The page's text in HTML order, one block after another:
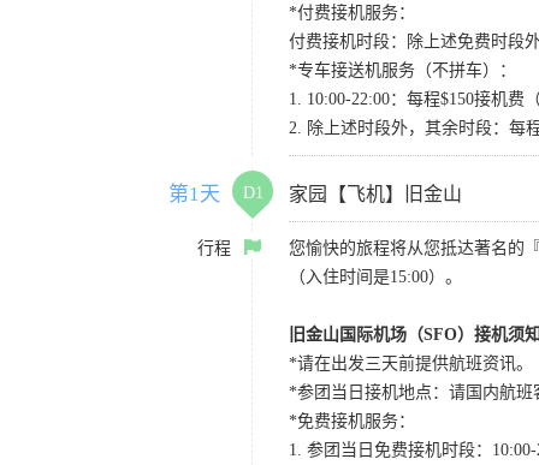
*付费接机服务：
付费接机时段：除上述免费时段
*专车接送机服务（不拼车）：
1. 10:00-22:00：每程$150接机
2. 除上述时段外，其余时段：每
第1天 D1 家园【飞机】旧金山
行程
您愉快的旅程将从您抵达著名的
（入住时间是15:00）。
旧金山国际机场（SFO）接机须
*请在出发三天前提供航班资讯。
*参团当日接机地点：请国内航班
*免费接机服务：
1. 参团当日免费接机时段：